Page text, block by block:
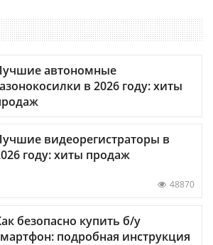
автономные
в 2026 году: хиты
видеорегистраторы в
году: хиты продаж
48870
безопасно купить б/у
подробная инструкция